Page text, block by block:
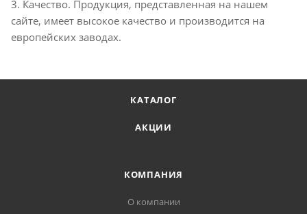
3. Качество. Продукция, представленная на нашем
сайте, имеет высокое качество и производится на
европейских заводах.
КАТАЛОГ
АКЦИИ
КОМПАНИЯ
О компании